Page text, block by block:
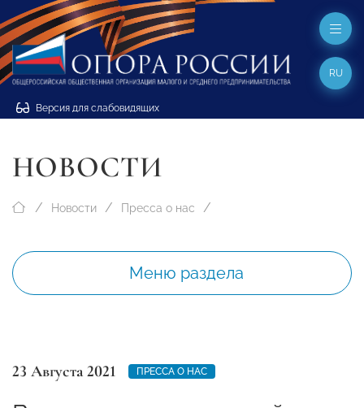
Версия для слабовидящих
RU
НОВОСТИ
Новости Пресса о нас
Меню раздела
23 Августа 2021 ПРЕССА О НАС